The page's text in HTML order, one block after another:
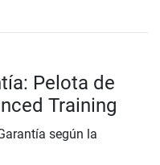
Pelota de
Training
según la